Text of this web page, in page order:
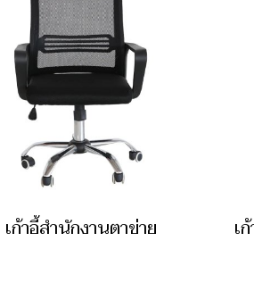
เก้าอี้สำนักงานตาข่าย